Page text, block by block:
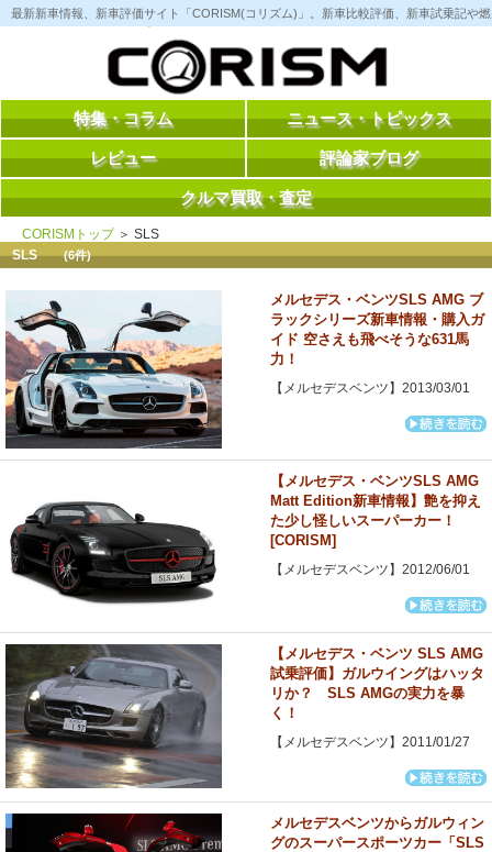
コ
ン
へ
最新新車情報、新車評価サイト「CORISM(コリズム)」。新車比較評価、新車試乗記や
特集・コラム ニュース・トピックス
レビュー 評論家ブログ
クルマ買取・査定
CORISMトップ＞ SLS
SLS(6件)
メルセデス・ベンツSLS AMG ブ
ラックシリーズ新車情報・購入ガ
イド 空さえも飛べそうな631馬
力！
【メルセデスベンツ】2013/03/01
【メルセデス・ベンツSLS AMG
Matt Edition新車情報】艶を抑え
た少し怪しいスーパーカー！
[CORISM]
【メルセデスベンツ】2012/06/01
【メルセデス・ベンツ SLS AMG
試乗評価】ガルウイングはハッタ
リか？ SLS AMGの実力を暴
く！
【メルセデスベンツ】2011/01/27
メルセデスベンツからガルウィン
グのスーパースポーツカー「SLS